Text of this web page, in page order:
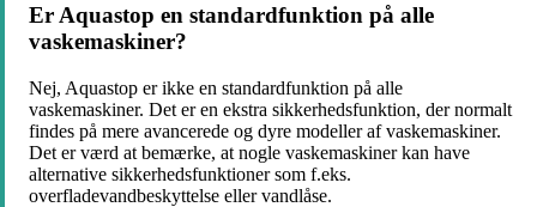
Er Aquastop en standardfunktion på alle
vaskemaskiner?
Nej, Aquastop er ikke en standardfunktion på alle
vaskemaskiner. Det er en ekstra sikkerhedsfunktion, der normalt
findes på mere avancerede og dyre modeller af vaskemaskiner.
Det er værd at bemærke, at nogle vaskemaskiner kan have
alternative sikkerhedsfunktioner som f.eks.
overfladevandbeskyttelse eller vandlåse.